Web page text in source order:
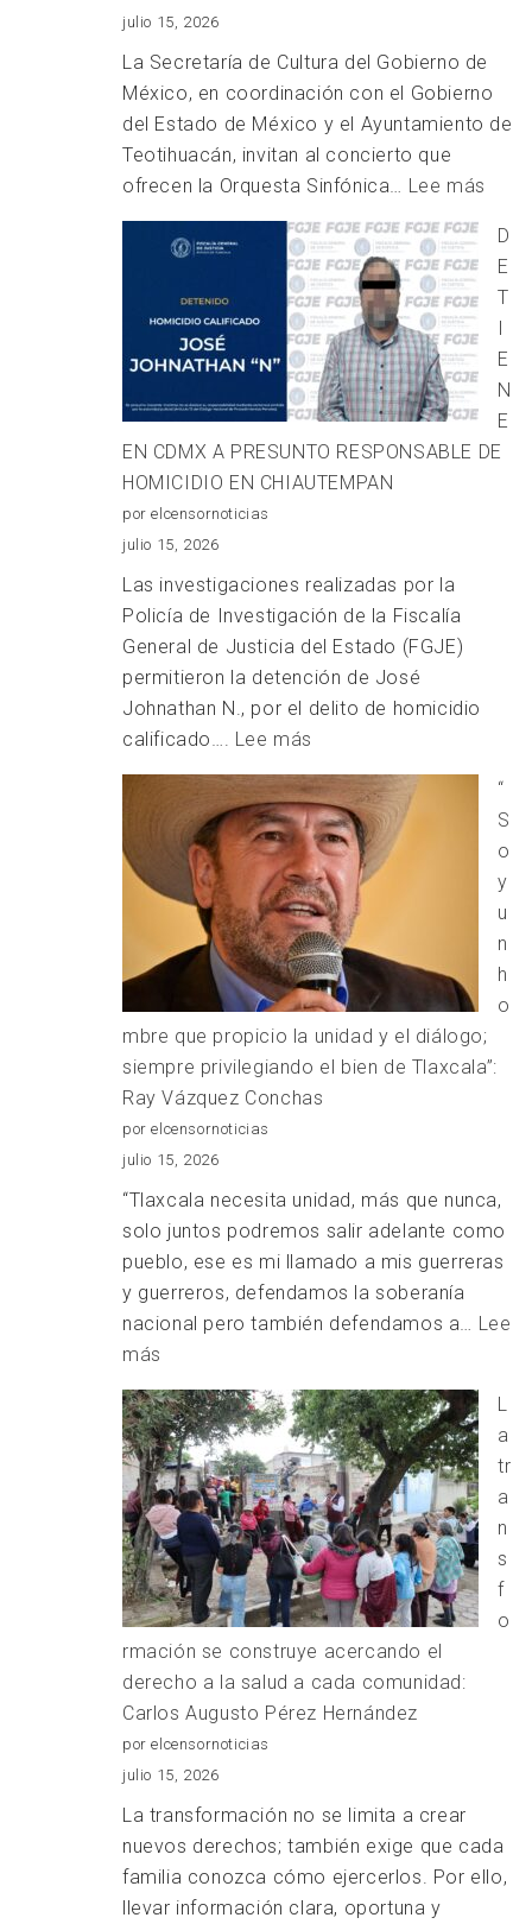
julio 15, 2026
La Secretaría de Cultura del Gobierno de
México, en coordinación con el Gobierno
del Estado de México y el Ayuntamiento de
Teotihuacán, invitan al concierto que
ofrecen la Orquesta Sinfónica… Lee más
SE
EN
D
E
T
I
E
N
E
EN CDMX A PRESUNTO RESPONSABLE DE
HOMICIDIO EN CHIAUTEMPAN
por elcensornoticias
julio 15, 2026
Las investigaciones realizadas por la
Policía de Investigación de la Fiscalía
General de Justicia del Estado (FGJE)
permitieron la detención de José
Johnathan N., por el delito de homicidio
calificado…. Lee más
DETIENE
EN
CDMX
A
PRESUNTO
RESPONSABLE
DE
HOMICIDIO
EN
CHIAUTEMPAN
“
S
o
y
u
n
h
o
mbre que propicio la unidad y el diálogo;
siempre privilegiando el bien de Tlaxcala”:
Ray Vázquez Conchas
por elcensornoticias
julio 15, 2026
“Tlaxcala necesita unidad, más que nunca,
solo juntos podremos salir adelante como
pueblo, ese es mi llamado a mis guerreras
y guerreros, defendamos la soberanía
nacional pero también defendamos a… Lee
más
“Soy
un
hombre
que
propicio
la
unidad
y
el
diálogo;
siempre
privilegiando
el
bien
de
Tlaxcala”:
Ray
Vázquez
L
a
tr
a
n
s
f
o
rmación se construye acercando el
derecho a la salud a cada comunidad:
Carlos Augusto Pérez Hernández
por elcensornoticias
julio 15, 2026
La transformación no se limita a crear
nuevos derechos; también exige que cada
familia conozca cómo ejercerlos. Por ello,
llevar información clara, oportuna y